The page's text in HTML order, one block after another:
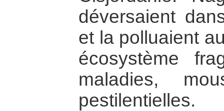
déversaient
et la polluaient
écosystème
maladies,
pestilentielles.